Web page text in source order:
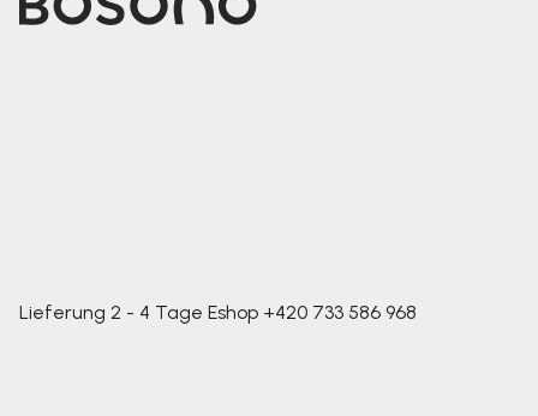
Lieferung 2 - 4 Tage Eshop +420 733 586 968